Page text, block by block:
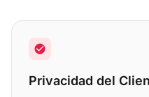
check_circle
Privacidad del